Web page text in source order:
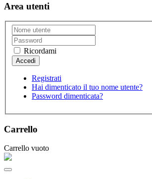
Area utenti
Ricordami
Registrati
Hai dimenticato il tuo nome utente?
Password dimenticata?
Carrello
Carrello vuoto